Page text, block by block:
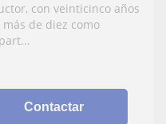
con veinticinco años
de diez como
Contactar